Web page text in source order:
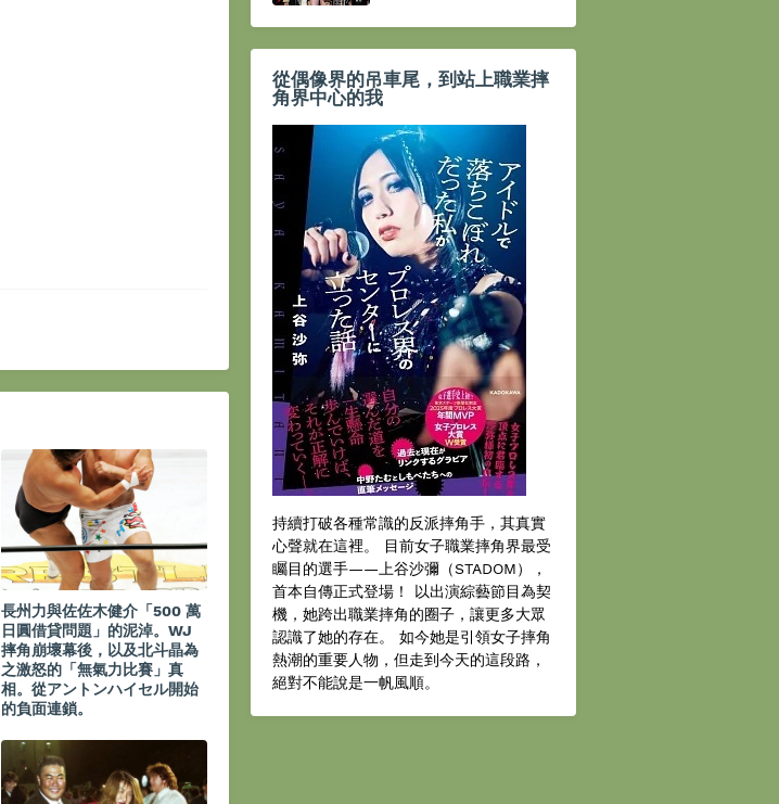
長州力與佐佐木健介「500 萬
日圓借貸問題」的泥淖。WJ
摔角崩壞幕後，以及北斗晶為
之激怒的「無氣力比賽」真
相。從アントンハイセル開始
的負面連鎖。
從偶像界的吊車尾，到站上職業摔
角界中心的我
持續打破各種常識的反派摔角手，其真實
心聲就在這裡。 目前女子職業摔角界最受
矚目的選手——上谷沙彌（STADOM），
首本自傳正式登場！ 以出演綜藝節目為契
機，她跨出職業摔角的圈子，讓更多大眾
認識了她的存在。 如今她是引領女子摔角
熱潮的重要人物，但走到今天的這段路，
絕對不能說是一帆風順。